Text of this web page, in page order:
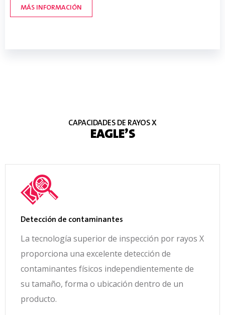
MÁS INFORMACIÓN
CAPACIDADES DE RAYOS X
EAGLE’S
Detección de contaminantes
La tecnología superior de inspección por rayos X
proporciona una excelente detección de
contaminantes físicos independientemente de
su tamaño, forma o ubicación dentro de un
producto.